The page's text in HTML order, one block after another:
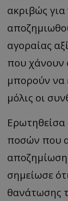
ακριβώς
αγοραίας
που χάνουν
μπορούν να
μόλις οι
ποσών που
σημείωσε
θανάτωσης